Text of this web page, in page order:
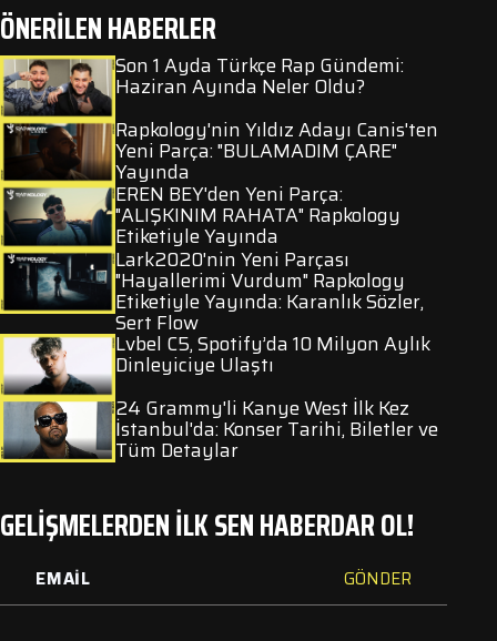
ÖNERİLEN HABERLER
Son 1 Ayda Türkçe Rap Gündemi:
Haziran Ayında Neler Oldu?
Rapkology'nin Yıldız Adayı Canis'ten
Yeni Parça: "BULAMADIM ÇARE"
Yayında
EREN BEY'den Yeni Parça:
"ALIŞKINIM RAHATA" Rapkology
Etiketiyle Yayında
Lark2020'nin Yeni Parçası
"Hayallerimi Vurdum" Rapkology
Etiketiyle Yayında: Karanlık Sözler,
Sert Flow
Lvbel C5, Spotify’da 10 Milyon Aylık
Dinleyiciye Ulaştı
24 Grammy'li Kanye West İlk Kez
İstanbul'da: Konser Tarihi, Biletler ve
Tüm Detaylar
GELİŞMELERDEN İLK SEN HABERDAR OL!
GÖNDER